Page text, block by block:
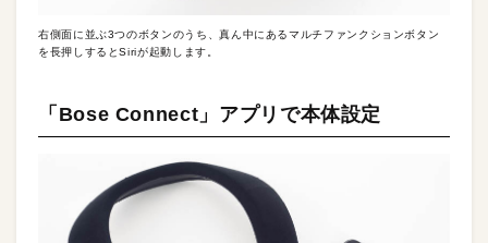
右側面に並ぶ3つのボタンのうち、真ん中にあるマルチファンクションボタン
を長押しするとSiriが起動します。
「Bose Connect」アプリで本体設定